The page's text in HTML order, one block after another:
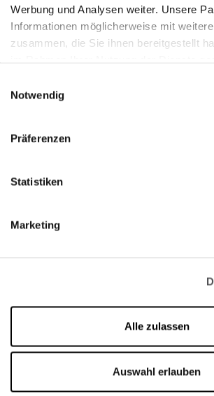
Werbung und Analysen weiter. Unsere
Informationen möglicherweise mit
zusammen, die Sie ihnen bereitgestellt
Notwendig
Präferenzen
Statistiken
Marketing
Alle zulassen
Auswahl erlauben
Franciacorta Designer
DESIGNER
Öffnungszeiten